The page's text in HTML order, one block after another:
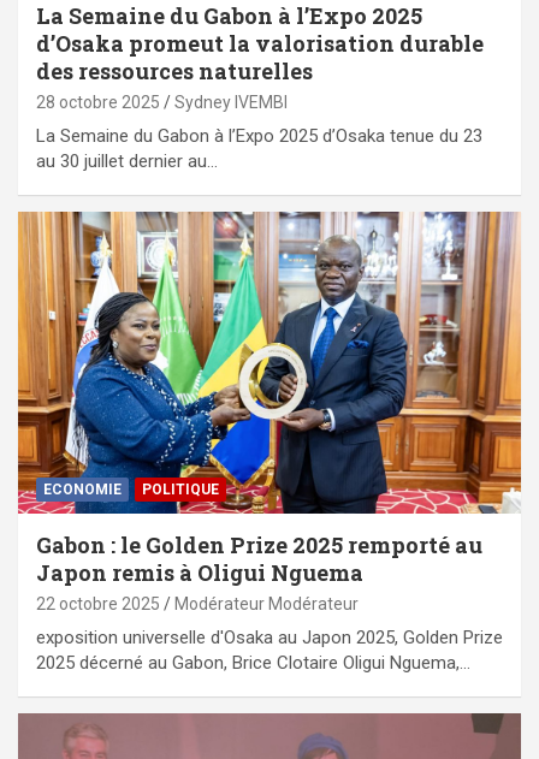
La Semaine du Gabon à l’Expo 2025
d’Osaka promeut la valorisation durable
des ressources naturelles
28 octobre 2025 Sydney IVEMBI
La Semaine du Gabon à l’Expo 2025 d’Osaka tenue du 23
au 30 juillet dernier au…
ECONOMIE POLITIQUE
Gabon : le Golden Prize 2025 remporté au
Japon remis à Oligui Nguema
22 octobre 2025 Modérateur Modérateur
exposition universelle d'Osaka au Japon 2025, Golden Prize
2025 décerné au Gabon, Brice Clotaire Oligui Nguema,…